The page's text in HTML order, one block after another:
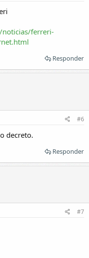
ferreri-
Responder
#6
decreto.
Responder
#7